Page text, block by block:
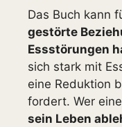
Das Buch kann
gestörte
Essstörungen
sich stark mit
eine Reduktion
fordert. Wer
sein Leben